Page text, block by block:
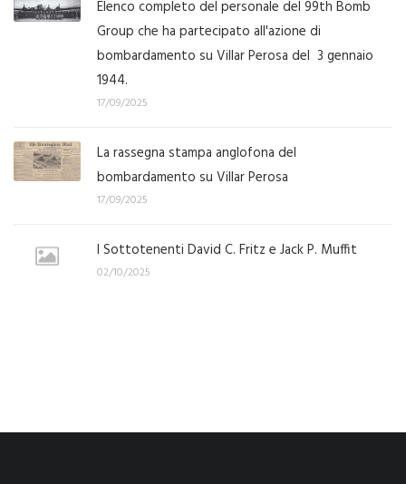
Elenco completo del personale del 99th Bomb
Group che ha partecipato all'azione di
bombardamento su Villar Perosa del 3 gennaio
1944.
17/09/2025
La rassegna stampa anglofona del
bombardamento su Villar Perosa
17/09/2025
I Sottotenenti David C. Fritz e Jack P. Muffit
02/10/2025